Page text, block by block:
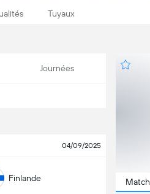
Tuyaux
Journées
04/09/2025
Finlande Match